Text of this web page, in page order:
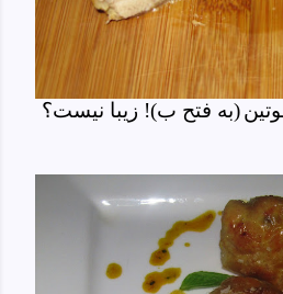
(به فتح ب)! زیبا نیست؟